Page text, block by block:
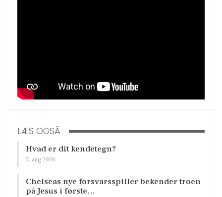
LÆS OGSÅ
Hvad er dit kendetegn?
7. aug 2026
Chelseas nye forsvarsspiller bekender troen
på Jesus i første…